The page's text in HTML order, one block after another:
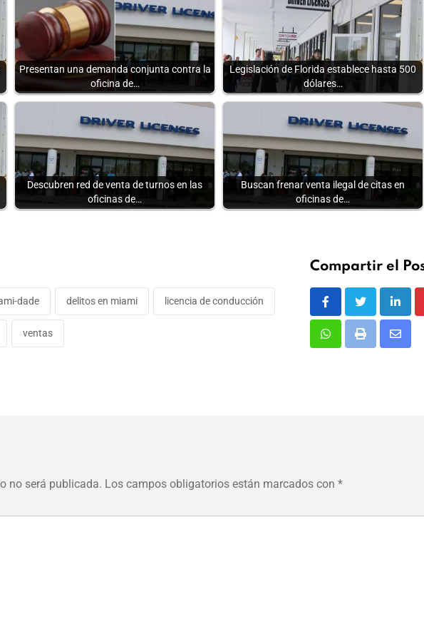
Presentan una demanda conjunta contra la
oficina de…
Legislación de Florida establece hasta 500
dólares…
Descubren red de venta de turnos en las
oficinas de…
Buscan frenar venta ilegal de citas en
oficinas de…
dade delitos en miami licencia de conducción
ventas
Compartir el
WhatsappPrint
Share
no será publicada. Los campos obligatorios están marcados con *